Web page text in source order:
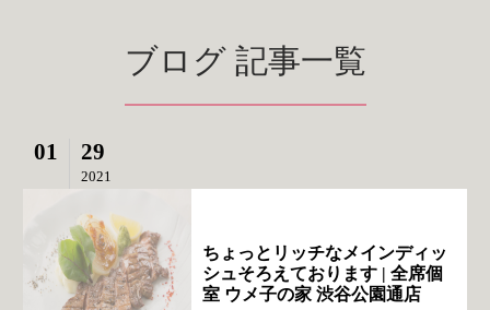
ブログ 記事一覧
01 29
2021
ちょっとリッチなメインディッ
シュそろえております | 全席個
室 ウメ子の家 渋谷公園通店